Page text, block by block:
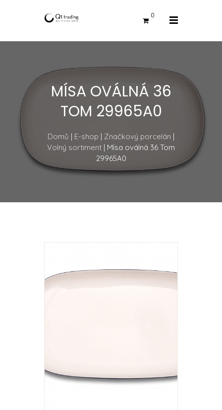
0
MÍSA OVÁLNÁ 36
TOM 29965A0
Domů | E-shop | Značkový porcelán |
Volný sortiment | Mísa oválná 36 Tom
29965A0